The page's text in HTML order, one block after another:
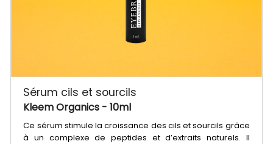
Sérum cils et sourcils
Kleem Organics - 10ml
Ce sérum stimule la croissance des cils et sourcils grâce
à un complexe de peptides et d’extraits naturels. Il